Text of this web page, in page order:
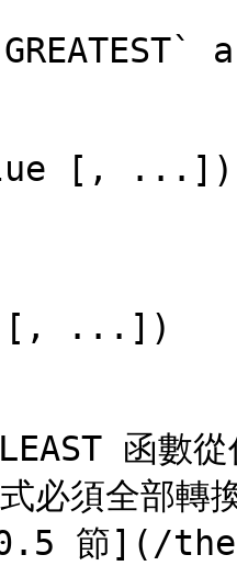
[, ...])
[, ...])
函數
必須全部轉
節](/